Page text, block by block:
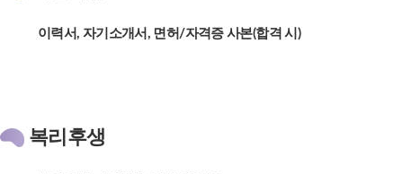
이력서, 자기소개서, 면허/자격증 사본(합격 시)
복리후생